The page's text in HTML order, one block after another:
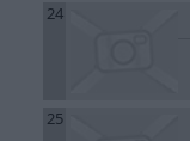
24
25